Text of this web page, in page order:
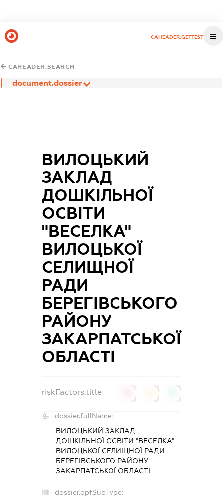
CAHEADER.GETTEST
CAHEADER.SEARCH
document.dossier
ВИЛОЦЬКИЙ
ЗАКЛАД
ДОШКІЛЬНОЇ
ОСВІТИ
"ВЕСЕЛКА"
ВИЛОЦЬКОЇ
СЕЛИЩНОЇ
РАДИ
БЕРЕГІВСЬКОГО
РАЙОНУ
ЗАКАРПАТСЬКОЇ
ОБЛАСТІ
riskFactors.title
dossier.fullName:
ВИЛОЦЬКИЙ ЗАКЛАД
ДОШКІЛЬНОЇ ОСВІТИ "ВЕСЕЛКА"
ВИЛОЦЬКОЇ СЕЛИЩНОЇ РАДИ
БЕРЕГІВСЬКОГО РАЙОНУ
ЗАКАРПАТСЬКОЇ ОБЛАСТІ
dossier.opfSubType: